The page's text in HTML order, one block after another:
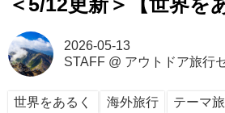
＜5/12更新＞【世界を
2026-05-13
STAFF@ アウトドア旅行
世界をあるく 海外旅行
テーマ